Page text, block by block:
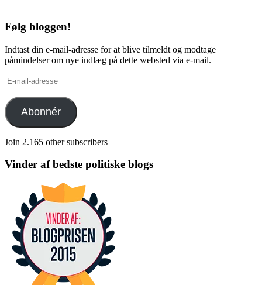
Følg bloggen!
Indtast din e-mail-adresse for at blive tilmeldt og modtage
påmindelser om nye indlæg på dette websted via e-mail.
E-
mail-
adresse
Abonnér
Join 2.165 other subscribers
Vinder af bedste politiske blogs